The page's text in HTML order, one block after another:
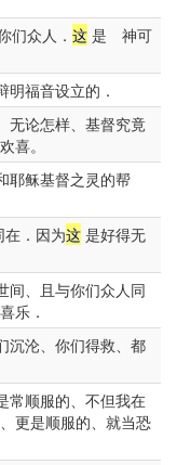
们众人． 这 是 神可
福音设立的．
无论怎样、基督究竟
喜。
耶稣基督之灵的帮
．因为这 是好得无
间、且与你们众人同
乐．
沉沦、你们得救、都
常顺服的、不但我在
更是顺服的、就当恐